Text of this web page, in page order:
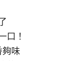
口！
夠味